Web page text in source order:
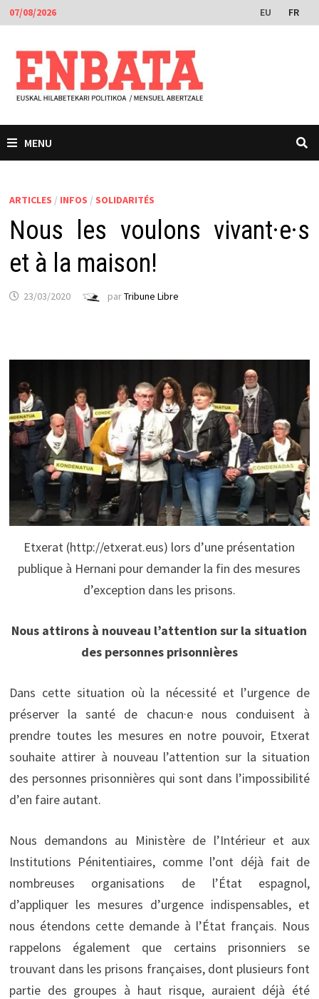
Passer
au
contenu
07/08/2026 EU FR
MENU
ARTICLES / INFOS / SOLIDARITÉS
Nous les voulons vivant·e·s
et à la maison!
23/03/2020 parTribune Libre
Etxerat (http://etxerat.eus) lors d’une présentation
publique à Hernani pour demander la fin des mesures
d’exception dans les prisons.
Nous attirons à nouveau l’attention sur la situation
des personnes prisonnières
Dans cette situation où la nécessité et l’urgence de
préserver la santé de chacun·e nous conduisent à
prendre toutes les mesures en notre pouvoir, Etxerat
souhaite attirer à nouveau l’attention sur la situation
des personnes prisonnières qui sont dans l’impossibilité
d’en faire autant.
Nous demandons au Ministère de l’Intérieur et aux
Institutions Pénitentiaires, comme l’ont déjà fait de
nombreuses organisations de l’État espagnol,
d’appliquer les mesures d’urgence indispensables, et
nous étendons cette demande à l’État français. Nous
rappelons également que certains prisonniers se
trouvant dans les prisons françaises, dont plusieurs font
partie des groupes à haut risque, auraient déjà été